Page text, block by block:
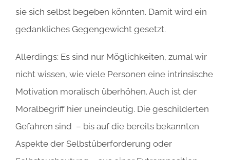
sie sich selbst begeben könnten. Damit wird ein
gedankliches Gegengewicht gesetzt.
Allerdings: Es sind nur Möglichkeiten, zumal wir
nicht wissen, wie viele Personen eine intrinsische
Motivation moralisch überhöhen. Auch ist der
Moralbegriff hier uneindeutig. Die geschilderten
Gefahren sind – bis auf die bereits bekannten
Aspekte der Selbstüberforderung oder